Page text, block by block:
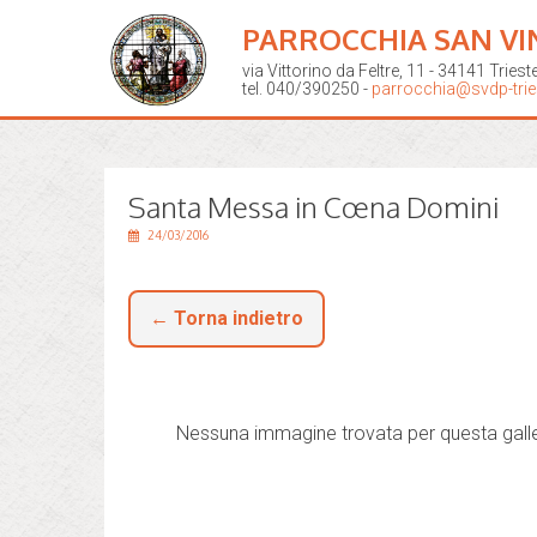
PARROCCHIA SAN
via Vittorino da Feltre, 11 - 34141
tel. 040/390250 - parrocchia@svdp-
Santa Messa in Cœna Domini
24/03/2016
← Torna indietro
Nessuna immagine trovata per questa